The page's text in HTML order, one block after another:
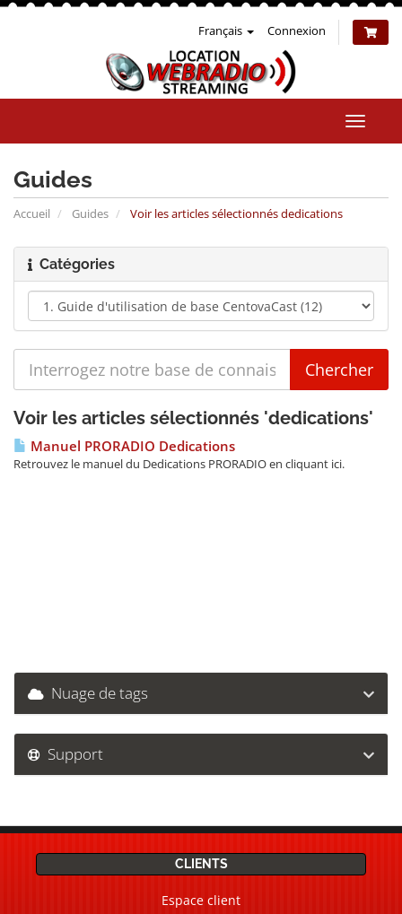
Français Connexion
la
Guides
Accueil Guides Voir les articles sélectionnés dedications
Catégories
Voir les articles sélectionnés 'dedications'
Manuel PRORADIO Dedications
Retrouvez le manuel du Dedications PRORADIO en cliquant ici.
Nuage de tags
Support
CLIENTS
Espace client